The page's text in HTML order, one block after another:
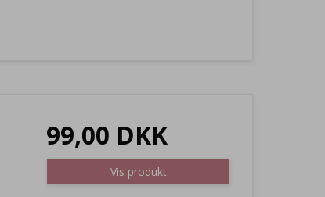
99,00 DKK
Vis produkt